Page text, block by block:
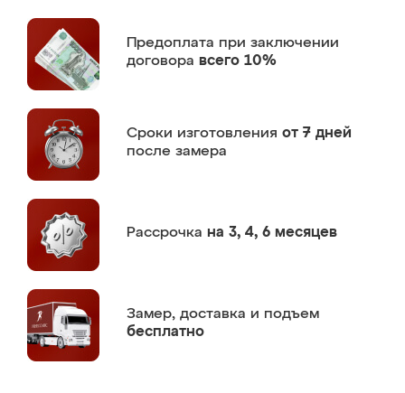
Предоплата при заключении
договора всего 10%
Сроки изготовления от 7 дней
после замера
Рассрочка на 3, 4, 6 месяцев
Замер, доставка и подъем
бесплатно